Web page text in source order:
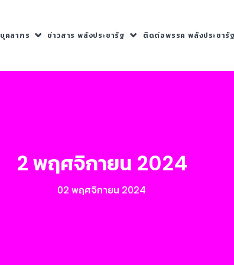
บุคลากร ข่าวสาร พลังประชารัฐ ติดต่อพรรค พลังประชารัฐ
2 พฤศจิกายน 2024
02 พฤศจิกายน 2024